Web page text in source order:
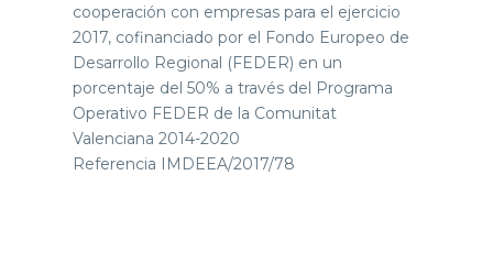
cooperación con empresas para el ejercicio
2017, cofinanciado por el Fondo Europeo de
Desarrollo Regional (FEDER) en un
porcentaje del 50% a través del Programa
Operativo FEDER de la Comunitat
Valenciana 2014-2020
Referencia IMDEEA/2017/78